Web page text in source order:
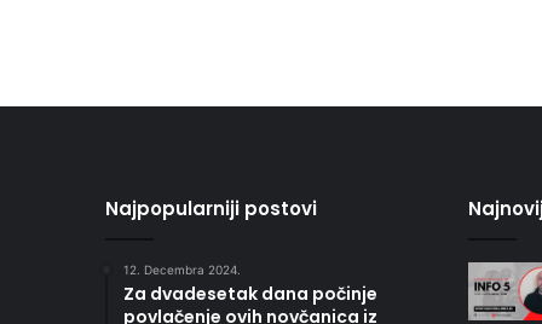
Najpopularniji postovi
12. Decembra 2024.
Za dvadesetak dana počinje
povlačenje ovih novčanica iz